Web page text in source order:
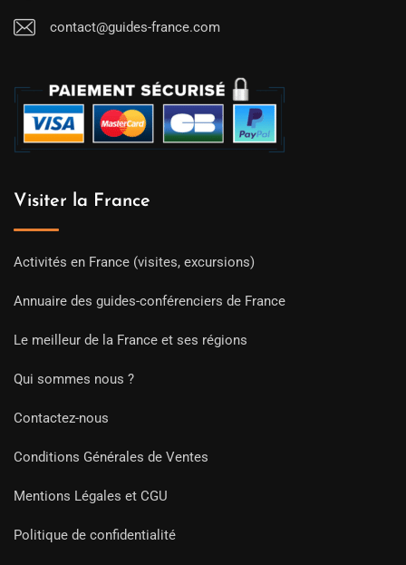
contact@guides-france.com
Visiter la France
Activités en France (visites, excursions)
Annuaire des guides-conférenciers de France
Le meilleur de la France et ses régions
Qui sommes nous ?
Contactez-nous
Conditions Générales de Ventes
Mentions Légales et CGU
Politique de confidentialité